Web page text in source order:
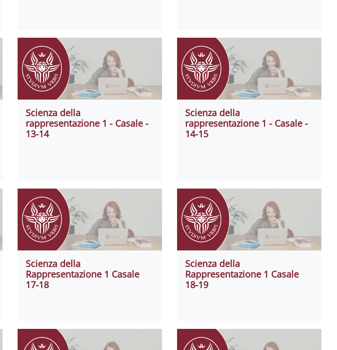
Scienza della
rappresentazione 1 - Casale -
13-14
Scienza della
rappresentazione 1 - Casale -
14-15
Scienza della
Rappresentazione 1 Casale
17-18
Scienza della
Rappresentazione 1 Casale
18-19